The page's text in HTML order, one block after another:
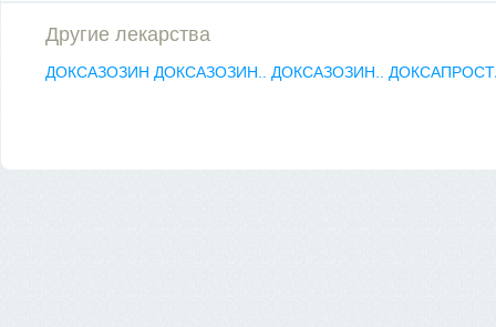
Другие лекарства
ДОКСАЗОЗИН ДОКСАЗОЗИН.. ДОКСАЗОЗИН..